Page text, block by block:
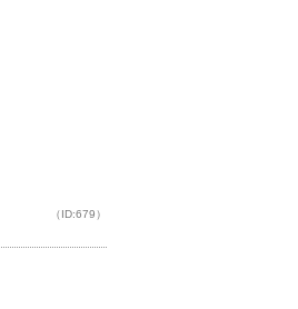
（ID:679）